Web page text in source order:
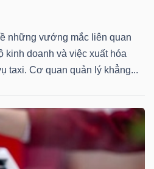
những vướng mắc liên quan
kinh doanh và việc xuất hóa
taxi. Cơ quan quản lý khẳng...